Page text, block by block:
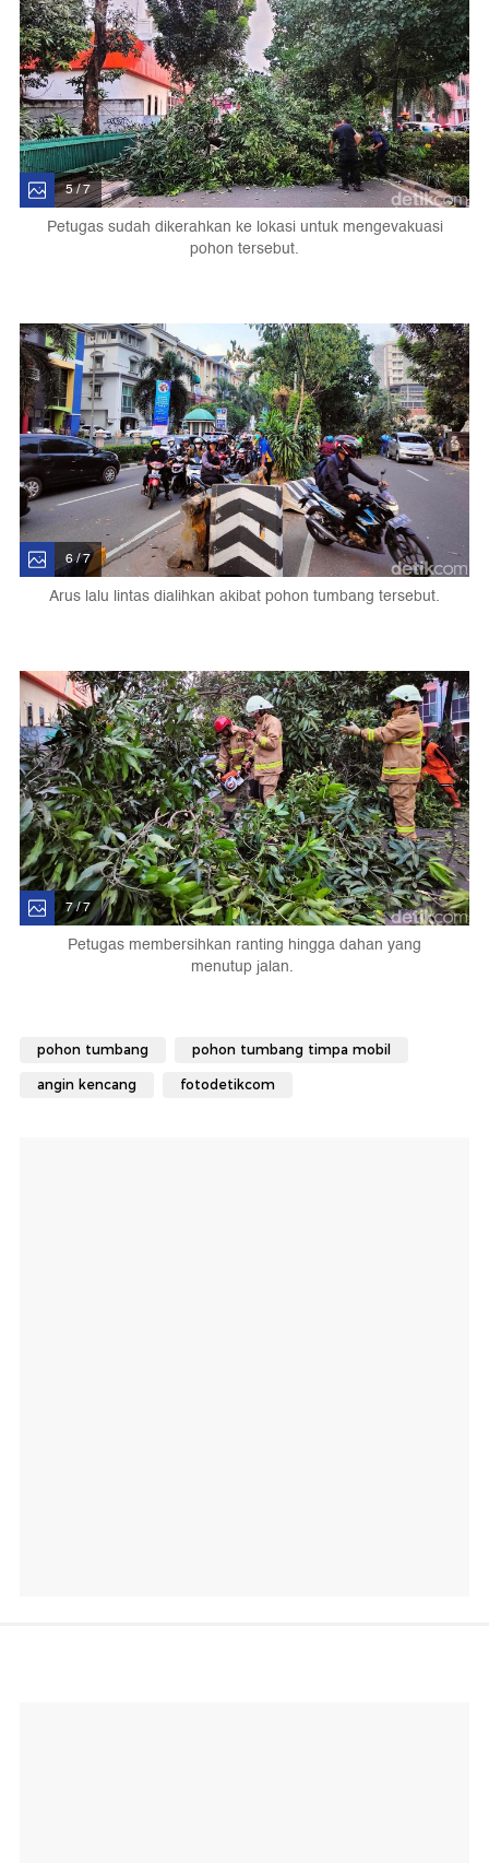
5 / 7
Petugas sudah dikerahkan ke lokasi untuk mengevakuasi
pohon tersebut.
6 / 7
Arus lalu lintas dialihkan akibat pohon tumbang tersebut.
7 / 7
Petugas membersihkan ranting hingga dahan yang
menutup jalan.
pohon tumbang pohon tumbang timpa mobil
angin kencang fotodetikcom